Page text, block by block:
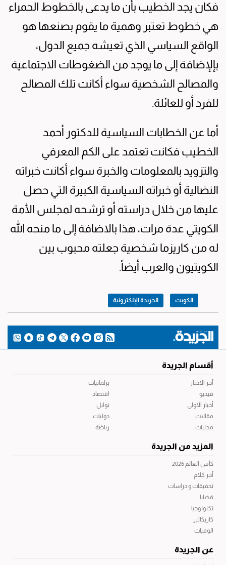
فكان يجد الخطيب بأن ما يدعى بالخطوط الحمراء
هي خطوط تعتبر وهمية ما يقوم بصنعها هو
الواقع السياسي الذي تعيشه جميع الدول،
بإلإضافة إلى ما يوجد من الضغوطات الاجتماعية
والمصالح الشخصية سواء أكانت تلك المصالح
للفرد أو للعائلة.
أما عن الخطابات السياسية للدكتور أحمد
الخطيب فكانت تعتمد على الكم المعرفي
والتزويد بالمعلومات والخبرة سواء أكانت خبراته
النضالية أو خبراته السياسية الكبيرة التي حصل
عليها من خلال دراسته أو ترشحه لمجلس الأمة
الكويتي عدة مرات، هذا بالاضافة إلى ما منحه الله
له من كاريزما شخصية جعلته محبوب بين
الكويتيون والعرب أيضاً.
الكويت الجريدة الإلكترونية
أقسام الجريدة
آخر الاخبار
فيديو
أخبار الاولى
مقالات
محليات
برلمانيات
اقتصاد
توابل
دوليات
رياضة
المزيد من الجريدة
كأس العالم 2026
آخر كلام
تحقيقات و دراسات
قضايا
تكنولوجيا
كاريكاتير
الوفيات
عن الجريدة